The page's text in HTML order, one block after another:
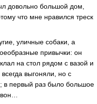
довольно большой дом,
что мне нравился треск
уличные собаки, а
привычки: он
на стол рядом с вазой и
выгоняли, но с
в первый раз было большое